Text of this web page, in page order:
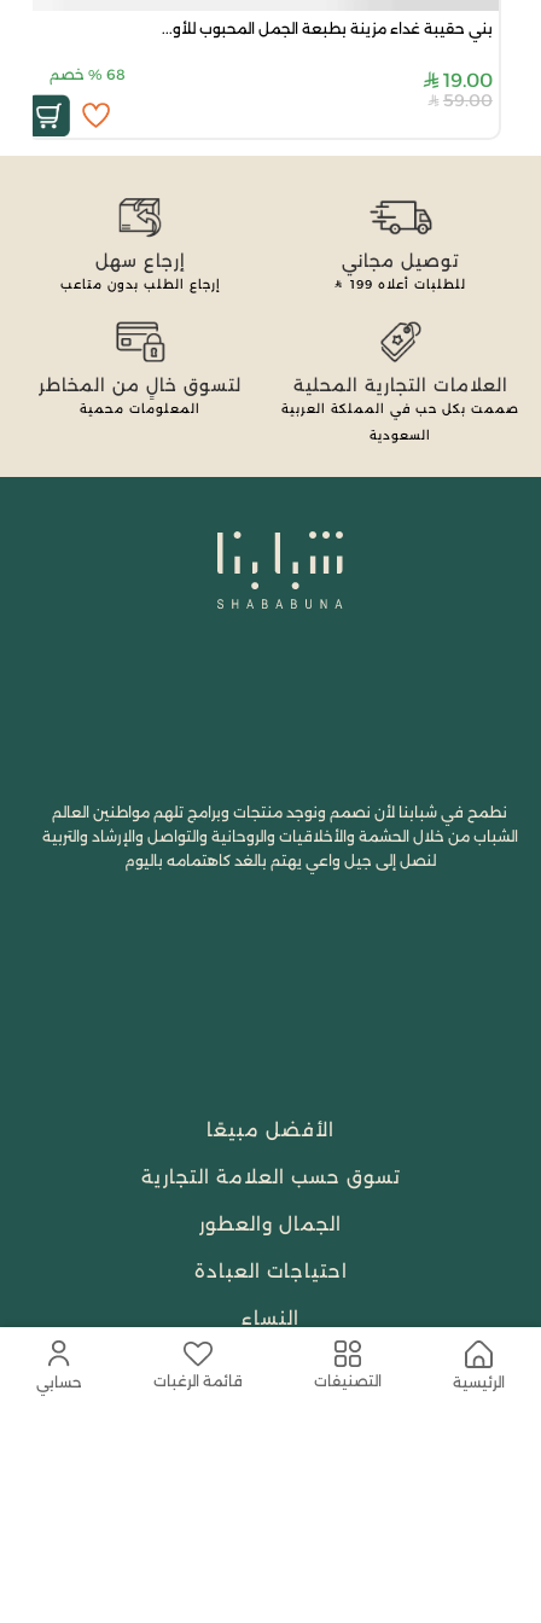
بني حقيبة غداء مزينة بطبعة الجمل المحبوب للأو...
19.00
68
% خصم
59.00
الرئيسية التصنيفات قائمة الرغبات حسابي
توصيل مجاني
للطلبات أعلاه 199
إرجاع سهل
إرجاع الطلب بدون متاعب
العلامات التجارية المحلية
صممت بكل حب في المملكة العربية
السعودية
لتسوق خالٍ من المخاطر
المعلومات محمية
نطمح في شبابنا لأن نصمم ونوجد منتجات وبرامج تلهم مواطنين العالم
الشباب من خلال الحشمة والأخلاقيات والروحانية والتواصل والإرشاد والتربية
لنصل إلى جيل واعي يهتم بالغد كاهتمامه باليوم
الأفضل مبيعًا
تسوق حسب العلامة التجارية
الجمال والعطور
احتياجات العبادة
النساء